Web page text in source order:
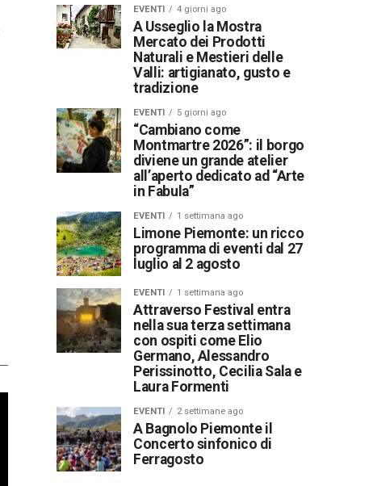
EVENTI 4 giorni ago
A Usseglio la Mostra
Mercato dei Prodotti
Naturali e Mestieri delle
Valli: artigianato, gusto e
tradizione
EVENTI 5 giorni ago
“Cambiano come
Montmartre 2026”: il borgo
diviene un grande atelier
all’aperto dedicato ad “Arte
in Fabula”
EVENTI 1 settimana ago
Limone Piemonte: un ricco
programma di eventi dal 27
luglio al 2 agosto
EVENTI 1 settimana ago
Attraverso Festival entra
nella sua terza settimana
con ospiti come Elio
Germano, Alessandro
Perissinotto, Cecilia Sala e
Laura Formenti
EVENTI 2 settimane ago
A Bagnolo Piemonte il
Concerto sinfonico di
Ferragosto